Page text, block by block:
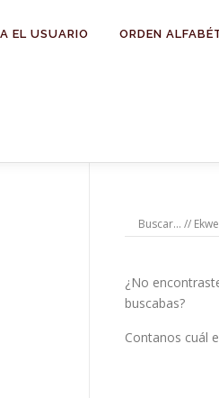
EL USUARIO ORDEN
¿No
buscabas?
Contanos cuál